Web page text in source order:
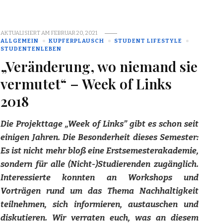
AKTUALISIERT AMFEBRUAR 20, 2021
ALLGEMEIN
KUPFERPLAUSCH
STUDENT LIFESTYLE
STUDENTENLEBEN
„Veränderung, wo niemand sie
vermutet“ – Week of Links
2018
Die Projekttage „Week of Links” gibt es schon seit
einigen Jahren. Die Besonderheit dieses Semester:
Es ist nicht mehr bloß eine Erstsemesterakademie,
sondern für alle (Nicht-)Studierenden zugänglich.
Interessierte konnten an Workshops und
Vorträgen rund um das Thema Nachhaltigkeit
teilnehmen, sich informieren, austauschen und
diskutieren. Wir verraten euch, was an diesem